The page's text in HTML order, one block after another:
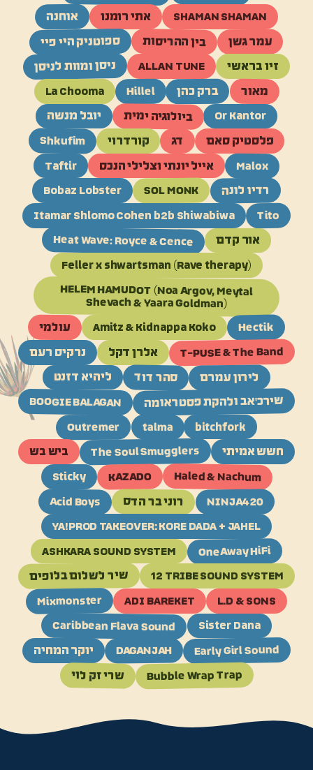
SHAMAN SHAMAN אתי רומנו אוחנה
עמר גשן בין ההריסות ספוטניק היי פיי
זיו בראשי ALLAN TUNE ניסן ומוות לניסן
מאור ברק כהן Hillel
La Chooma
Or Kantor
ביולוגיה ימית
יובל מנשה
פלסטיק סאם
דג קורדרוי Shkufim
Malox אייל יונתי וצלילי הנכס Taftir
רדיו לונה SOL MONK
Bobaz Lobster
Tito
Itamar Shlomo Cohen b2b Shiwabiwa
אור קדם
Heat Wave: Royce & Cence
Feller x shwartsman (Rave therapy)
HELEM HAMUDOT (Noa Argov, Meytal
Shevach & Yaara Goldman)
Hectik
Amitz & Kidnappa Koko עולמי
T-PUSE & The Band אלרן דקל נרקיס רעם
לירון עמרם סהר דוד ליהיא דזנט
שירכ'אב ולהקת פסטראומה BOOGIE BALAGAN
bitchfork
talma
Outremer
חשש אמיתי The Soul Smugglers ביש בש
Haled & Nachum
KAZADO
Sticky
NINJA420 רוני בר הדס Acid Boys
YA!PROD TAKEOVER: KORE DADA + JAHEL
OneAway HiFi
ASHKARA SOUND SYSTEM
12 TRIBE SOUND SYSTEM
שיר לשלום בלופים
L.D & SONS
ADI BAREKET
Mixmonster
Sister Dana
Caribbean Flava Sound
Early Girl Sound
DAGANJAH יוקר המחיה
Bubble Wrap Trap שרי זק לוי